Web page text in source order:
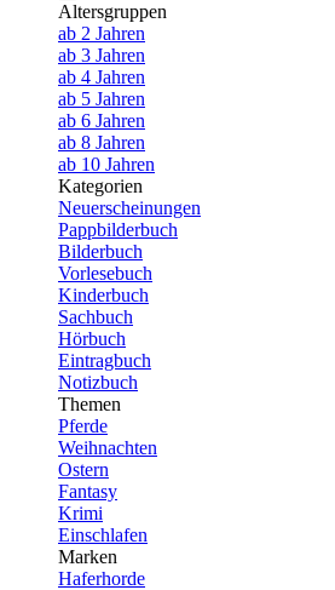
Altersgruppen
ab 2 Jahren
ab 3 Jahren
ab 4 Jahren
ab 5 Jahren
ab 6 Jahren
ab 8 Jahren
ab 10 Jahren
Kategorien
Neuerscheinungen
Pappbilderbuch
Bilderbuch
Vorlesebuch
Kinderbuch
Sachbuch
Hörbuch
Eintragbuch
Notizbuch
Themen
Pferde
Weihnachten
Ostern
Fantasy
Krimi
Einschlafen
Marken
Haferhorde